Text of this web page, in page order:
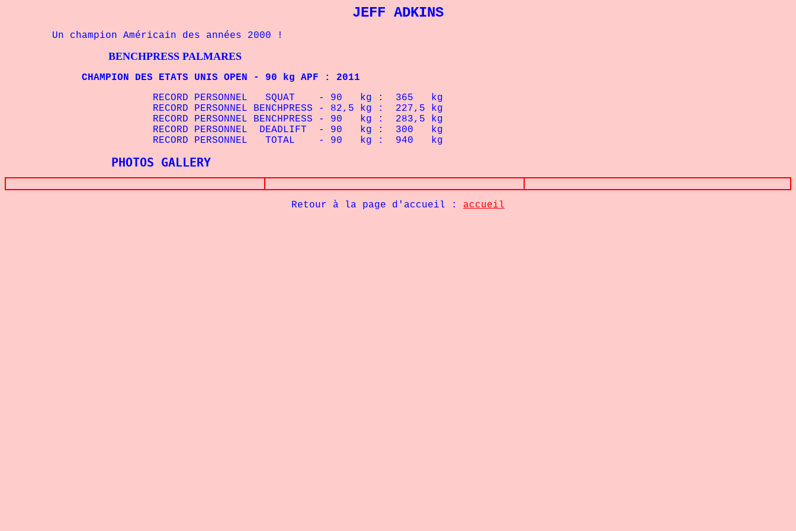
JEFF ADKINS
Un champion Américain des années 2000 !
BENCHPRESS PALMARES
CHAMPION DES ETATS UNIS OPEN - 90 kg APF : 2011
RECORD PERSONNEL SQUAT - 90 kg : 365 kg
RECORD PERSONNEL BENCHPRESS - 82,5 kg : 227,5 kg
RECORD PERSONNEL BENCHPRESS - 90 kg : 283,5 kg
RECORD PERSONNEL DEADLIFT - 90 kg : 300 kg
RECORD PERSONNEL TOTAL - 90 kg : 940 kg
PHOTOS GALLERY
Retour à la page d'accueil : accueil